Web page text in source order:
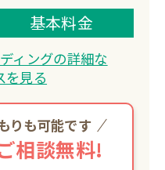
まで幅広く対応
で買取。
連携も実績豊富
基本料金
ィングの詳細な
を見る
りも可能です
相談無料!